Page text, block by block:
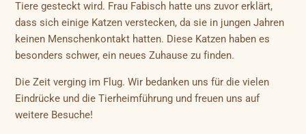
Tiere gesteckt wird. Frau Fabisch hatte uns zuvor erklärt,
dass sich einige Katzen verstecken, da sie in jungen Jahren
keinen Menschenkontakt hatten. Diese Katzen haben es
besonders schwer, ein neues Zuhause zu finden.
Die Zeit verging im Flug. Wir bedanken uns für die vielen
Eindrücke und die Tierheimführung und freuen uns auf
weitere Besuche!